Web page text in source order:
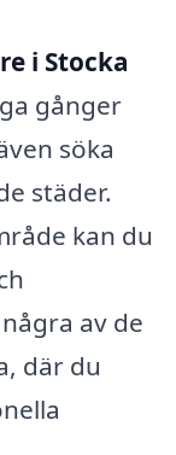
i Stocka
gånger
söka
städer.
kan du
av de
där du